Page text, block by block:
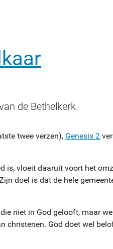
de Bethelkerk.
twee verzen), Genesis 2
is, vloeit daaruit voort het
doel is dat de hele
niet in God gelooft, maar
christenen. God doet wel